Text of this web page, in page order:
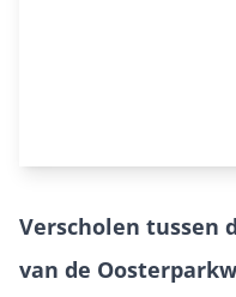
Verscholen tussen
van de